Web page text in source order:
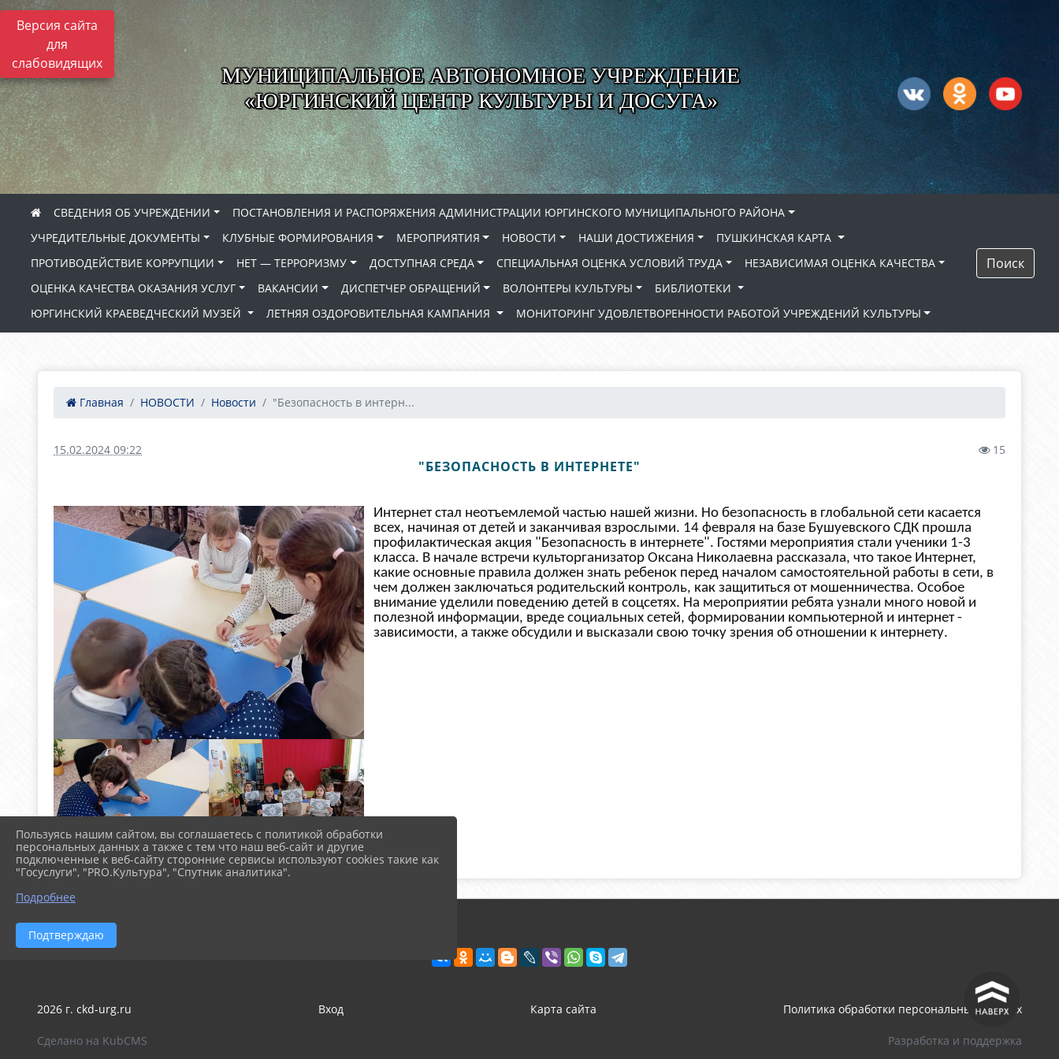
Версия сайта
для
слабовидящих
МУНИЦИПАЛЬНОЕ АВТОНОМНОЕ УЧРЕЖДЕНИЕ
«ЮРГИНСКИЙ ЦЕНТР КУЛЬТУРЫ И ДОСУГА»
СВЕДЕНИЯ ОБ УЧРЕЖДЕНИИ
ПОСТАНОВЛЕНИЯ И РАСПОРЯЖЕНИЯ АДМИНИСТРАЦИИ ЮРГИНСКОГО МУНИЦИПАЛЬНОГО РАЙОНА
УЧРЕДИТЕЛЬНЫЕ ДОКУМЕНТЫ
КЛУБНЫЕ ФОРМИРОВАНИЯ МЕРОПРИЯТИЯ НОВОСТИ НАШИ ДОСТИЖЕНИЯ
ПУШКИНСКАЯ КАРТА
ПРОТИВОДЕЙСТВИЕ КОРРУПЦИИ
НЕТ — ТЕРРОРИЗМУ ДОСТУПНАЯ СРЕДА СПЕЦИАЛЬНАЯ ОЦЕНКА УСЛОВИЙ ТРУДА
НЕЗАВИСИМАЯ ОЦЕНКА КАЧЕСТВА
ОЦЕНКА КАЧЕСТВА ОКАЗАНИЯ УСЛУГ
ВАКАНСИИ ДИСПЕТЧЕР ОБРАЩЕНИЙ ВОЛОНТЕРЫ КУЛЬТУРЫ
БИБЛИОТЕКИ
ЮРГИНСКИЙ КРАЕВЕДЧЕСКИЙ МУЗЕЙ
ЛЕТНЯЯ ОЗДОРОВИТЕЛЬНАЯ КАМПАНИЯ МОНИТОРИНГ УДОВЛЕТВОРЕННОСТИ РАБОТОЙ УЧРЕЖДЕНИЙ КУЛЬТУРЫ
Поиск
Главная НОВОСТИ Новости "Безопасность в интерн...
15.02.2024 09:22 15
"БЕЗОПАСНОСТЬ В ИНТЕРНЕТЕ"
Интернет стал неотъемлемой частью нашей жизни. Но безопасность в глобальной сети касается
всех, начиная от детей и заканчивая взрослыми. 14 февраля на базе Бушуевского СДК прошла
профилактическая акция "Безопасность в интернете". Гостями мероприятия стали ученики 1-3
класса. В начале встречи культорганизатор Оксана Николаевна рассказала, что такое Интернет,
какие основные правила должен знать ребенок перед началом самостоятельной работы в сети, в
чем должен заключаться родительский контроль, как защититься от мошенничества. Особое
внимание уделили поведению детей в соцсетях. На мероприятии ребята узнали много новой и
полезной информации, вреде социальных сетей, формировании компьютерной и интернет -
зависимости, а также обсудили и высказали свою точку зрения об отношении к интернету.
^
2026 г. ckd-urg.ru Вход Карта сайта Политика обработки персональных данных
Сделано на KubCMS Разработка и поддержка
Пользуясь нашим сайтом, вы соглашаетесь с политикой обработки
персональных данных а также с тем что наш веб-сайт и другие
подключенные к веб-сайту сторонние сервисы используют cookies такие как
"Госуслуги", "PRO.Культура", "Спутник аналитика".
Подробнее
Подтверждаю